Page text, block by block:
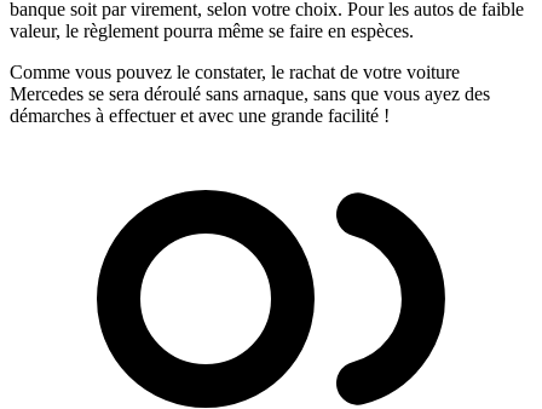
banque soit par virement, selon votre choix. Pour les autos de faible
valeur, le règlement pourra même se faire en espèces.
Comme vous pouvez le constater, le rachat de votre voiture
Mercedes se sera déroulé sans arnaque, sans que vous ayez des
démarches à effectuer et avec une grande facilité !